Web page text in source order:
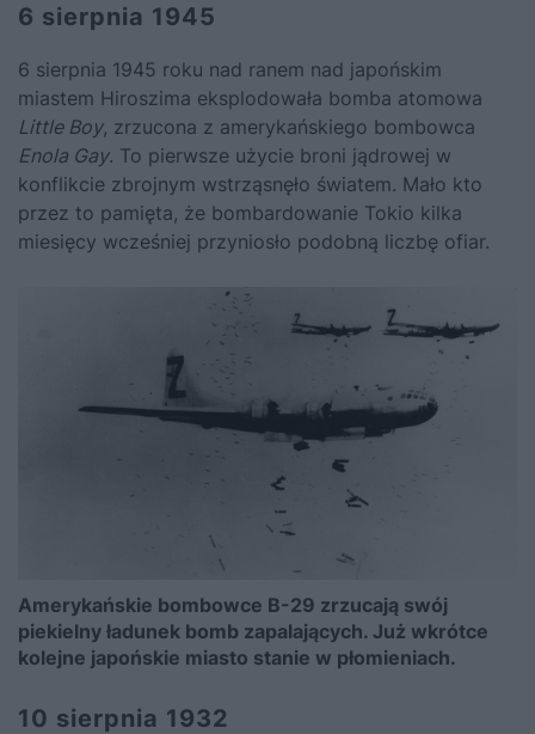
6 sierpnia 1945
6 sierpnia 1945 roku nad ranem nad japońskim
miastem Hiroszima eksplodowała bomba atomowa
Little Boy, zrzucona z amerykańskiego bombowca
Enola Gay. To pierwsze użycie broni jądrowej w
konflikcie zbrojnym wstrząsnęło światem. Mało kto
przez to pamięta, że bombardowanie Tokio kilka
miesięcy wcześniej przyniosło podobną liczbę ofiar.
Amerykańskie bombowce B-29 zrzucają swój
piekielny ładunek bomb zapalających. Już wkrótce
kolejne japońskie miasto stanie w płomieniach.
10 sierpnia 1932